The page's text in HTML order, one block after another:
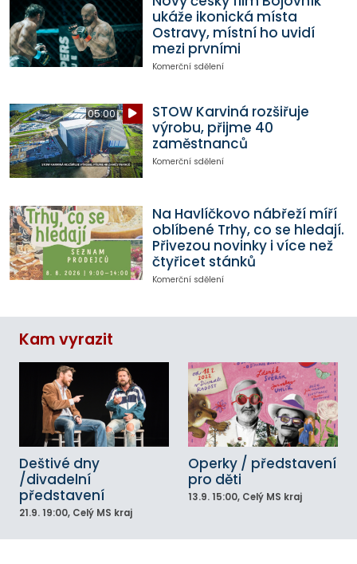
ukáže ikonická místa
Ostravy, místní ho uvidí
mezi prvními
Komerční sdělení
05:00
STOW Karviná rozšiřuje
výrobu, přijme 40
zaměstnanců
Komerční sdělení
Na Havlíčkovo nábřeží míří
oblíbené Trhy, co se hledají.
Přivezou novinky i více než
čtyřicet stánků
Komerční sdělení
Kam vyrazit
Deštivé dny
/divadelní
představení
21.9. 19:00, Celý MS kraj
Operky / představení
pro děti
13.9. 15:00, Celý MS kraj